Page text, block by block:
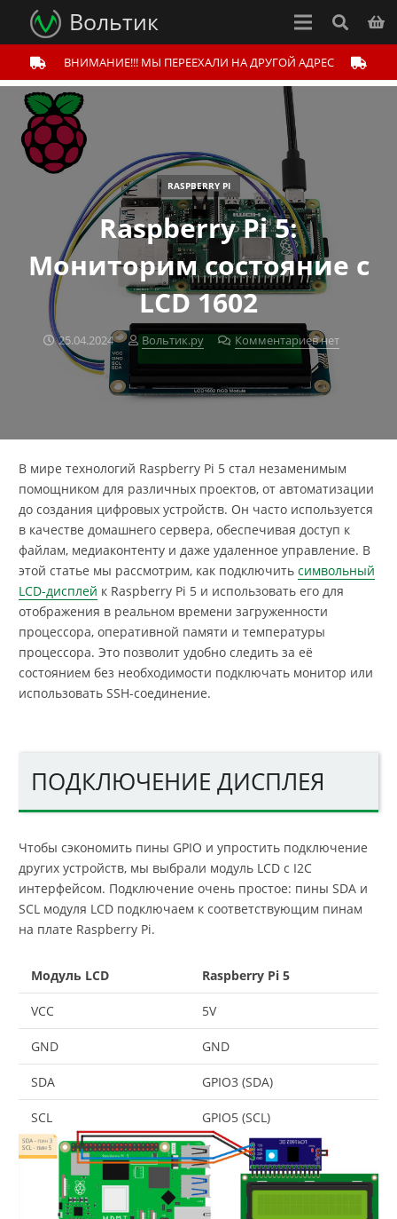
Вольтик
ВНИМАНИЕ!!! МЫ ПЕРЕЕХАЛИ НА ДРУГОЙ АДРЕС
Raspberry Pi 5:
Мониторим состояние с
LCD 1602
25.04.2024 Вольтик.ру
RASPBERRY PI
Комментариев нет
В мире технологий Raspberry Pi 5 стал незаменимым
помощником для различных проектов, от автоматизации
до создания цифровых устройств. Он часто используется
в качестве домашнего сервера, обеспечивая доступ к
файлам, медиаконтенту и даже удаленное управление. В
этой статье мы рассмотрим, как подключить символьный
LCD-дисплей к Raspberry Pi 5 и использовать его для
отображения в реальном времени загруженности
процессора, оперативной памяти и температуры
процессора. Это позволит удобно следить за её
состоянием без необходимости подключать монитор или
использовать SSH-соединение.
ПОДКЛЮЧЕНИЕ ДИСПЛЕЯ
Чтобы сэкономить пины GPIO и упростить подключение
других устройств, мы выбрали модуль LCD с I2C
интерфейсом. Подключение очень простое: пины SDA и
SCL модуля LCD подключаем к соответствующим пинам
на плате Raspberry Pi.
Модуль LCD Raspberry Pi 5
VCC 5V
GND GND
SDA GPIO3 (SDA)
SCL GPIO5 (SCL)